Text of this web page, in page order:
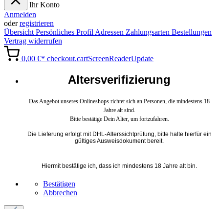
Ihr Konto
Anmelden
oderregistrieren
Übersicht Persönliches Profil Adressen Zahlungsarten Bestellungen
Vertrag widerrufen
0,00 €* checkout.cartScreenReaderUpdate
Altersverifizierung
Das Angebot unseres Onlineshops richtet sich an Personen, die mindestens 18
Jahre alt sind.
Bitte bestätige Dein Alter, um fortzufahren.
Die Lieferung erfolgt mit DHL-Alterssichtprüfung, bitte halte hierfür ein
gültiges Ausweisdokument bereit.
Hiermit bestätige ich, dass ich mindestens 18 Jahre alt bin.
Bestätigen
Abbrechen